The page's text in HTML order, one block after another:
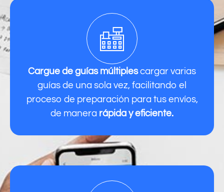
Cargue de guías múltiplescargar varias
guías de una sola vez, facilitando el
proceso de preparación para tus envíos,
de manera rápida y eficiente.